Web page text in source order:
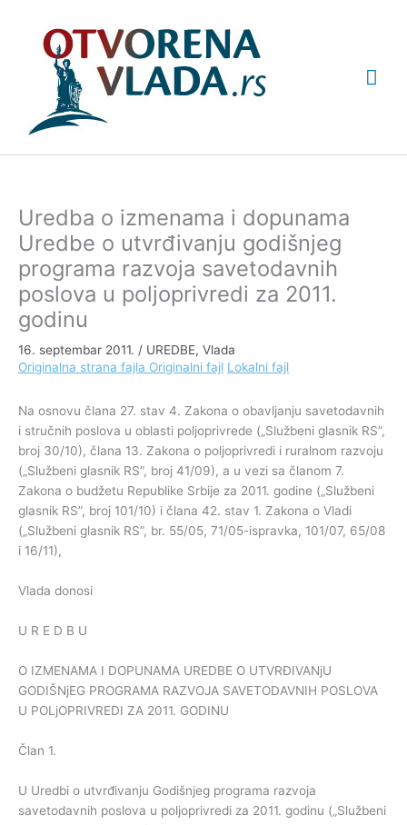
Uredba o izmenama i dopunama
Uredbe o utvrđivanju godišnjeg
programa razvoja savetodavnih
poslova u poljoprivredi za 2011.
godinu
16. septembar 2011. / UREDBE, Vlada
Originalna strana fajla Originalni fajl Lokalni fajl
Na osnovu člana 27. stav 4. Zakona o obavljanju savetodavnih
i stručnih poslova u oblasti poljoprivrede („Službeni glasnik RS”,
broj 30/10), člana 13. Zakona o poljoprivredi i ruralnom razvoju
(„Službeni glasnik RS”, broj 41/09), a u vezi sa članom 7.
Zakona o budžetu Republike Srbije za 2011. godine („Službeni
glasnik RS”, broj 101/10) i člana 42. stav 1. Zakona o Vladi
(„Službeni glasnik RS”, br. 55/05, 71/05-ispravka, 101/07, 65/08
i 16/11),
Vlada donosi
U R E D B U
O IZMENAMA I DOPUNAMA UREDBE O UTVRĐIVANjU
GODIŠNjEG PROGRAMA RAZVOJA SAVETODAVNIH POSLOVA
U POLjOPRIVREDI ZA 2011. GODINU
Član 1.
U Uredbi o utvrđivanju Godišnjeg programa razvoja
savetodavnih poslova u poljoprivredi za 2011. godinu („Službeni